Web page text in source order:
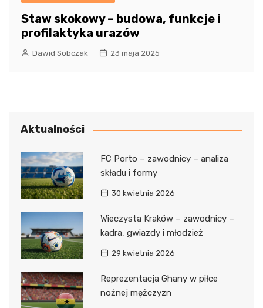
Staw skokowy – budowa, funkcje i
profilaktyka urazów
Dawid Sobczak 23 maja 2025
Aktualności
FC Porto – zawodnicy – analiza
składu i formy
30 kwietnia 2026
Wieczysta Kraków – zawodnicy –
kadra, gwiazdy i młodzież
29 kwietnia 2026
Reprezentacja Ghany w piłce
nożnej mężczyzn